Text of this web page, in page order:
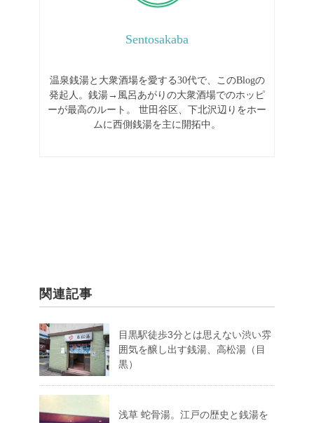
Sentosakaba
温泉銭湯と大衆酒場を愛する30代で、このBlogの
発起人。銭湯→風呂あがりの大衆酒場でのホッピ
ーが最高のルート。
世田谷区、下北沢辺りをホー
ムに西側銭湯を主に開拓中。
関連記事
目黒駅徒歩3分とは思えない渋い雰
囲気を醸し出す銭湯、高松湯（目
黒）
浅草 蛇骨湯。江戸の歴史と銭湯を